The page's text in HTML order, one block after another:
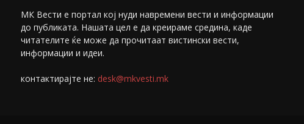
МК Вести е портал коj нуди навремени вести и информации
до публиката. Нашата цел е да креираме средина, каде
читателите ќе може да прочитаат вистински вести,
информации и идеи.
контактирајте не: desk@mkvesti.mk